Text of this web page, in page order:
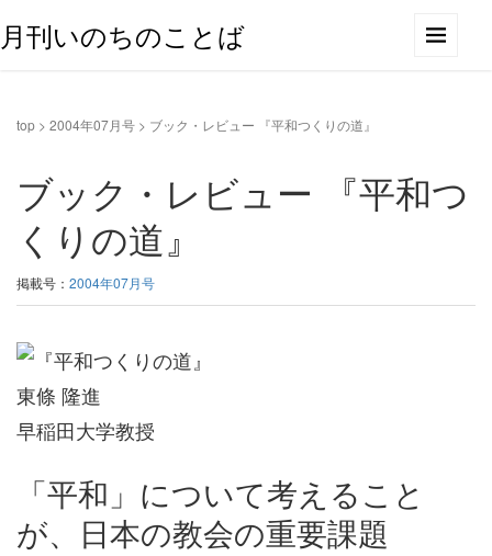
月刊いのちのことば
top > 2004年07月号 > ブック・レビュー 『平和つくりの道』
ブック・レビュー 『平和つ
くりの道』
掲載号： 2004年07月号
東條 隆進
早稲田大学教授
「平和」について考えること
が、日本の教会の重要課題